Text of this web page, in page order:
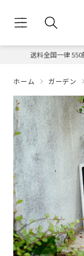
送料全国一律
ホーム ガーデン